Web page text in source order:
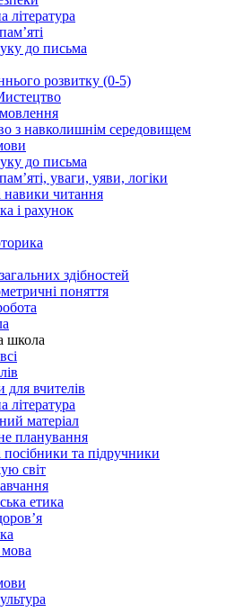
література
до письма
розвитку (0-5)
з навколишнім середовищем
до письма
уваги, уяви, логіки
навики читання
і рахунок
здібностей
поняття
школа
для вчителів
література
матеріал
планування
посібники та підручники
світ
етика
мова